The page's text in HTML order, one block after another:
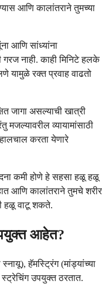
आणि कालांतराने तुमच्या
आणि सांध्यांना
नाही. काही मिनिटे हलके
यामुळे रक्त प्रवाह वाढतो
जागा असल्याची खात्री
मजल्यावरील व्यायामांसाठी
करता येणारे
वेदना कमी होणे हे सहसा हळू हळू
आणि कालांतराने तुमचे शरीर
हळू वाटू शकते.
आहेत?
हॅमस्ट्रिंग (मांड्यांच्या
उपयुक्त ठरतात.